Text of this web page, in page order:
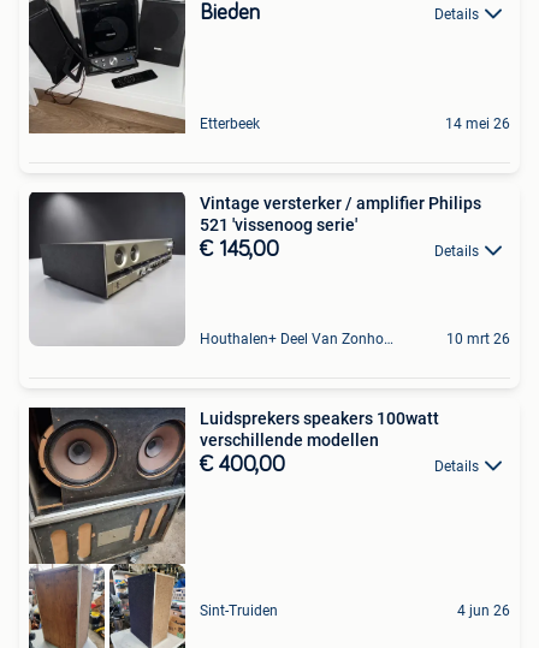
Bieden Details
Etterbeek 14 mei 26
Vintage versterker / amplifier Philips
521 'vissenoog serie'
€ 145,00 Details
Houthalen+ Deel Van Zonhoven En Zolder 10 mrt 26
Luidsprekers speakers 100watt
verschillende modellen
€ 400,00 Details
Sint-Truiden 4 jun 26